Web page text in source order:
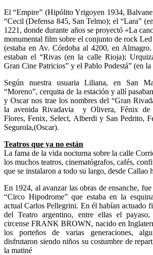
El “Empire” (Hipólito Yrigoyen 1934,
“Cecil (Defensa 845, San Telmo); el “Lara”
1221, donde durante años se proyectó «La
monumental film sobre el conjunto de rock
(estaba en Av. Córdoba al 4200, en
estaban el “Rivas (en la calle Rioja);
Gran Cine Patricios” y el Pablo Podestá” (en
Según nuestra usuaria Liliana, en San
“Moreno”, cerquita de la estación y allí
y Oscar nos trae los nombres del “Gran
la avenida Rivadavia y Olivera, Fénix de
Flores, Fenix, Select, Alberdi y San Pedrito,
Segurola,(Oscar).
Teatros que ya no están
La fama de la vida nocturna sobre la calle
los muchos teatros, cinematógrafos, cafés,
que se instalaron a todo su largo, desde Callao
En 1924, al avanzar las obras de ensanche,
“Circo Hipodrome” que estaba en la
actual Carlos Pellegrini. En él habían actuado
del Teatro argentino, entre ellas el
circense FRANK BROWN, nacido en
los porteños de varias generaciones,
disfrutaron siendo niños su costumbre de
la matiné